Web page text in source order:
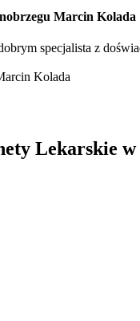
Marcin Kolada
specjalista z
Lekarskie